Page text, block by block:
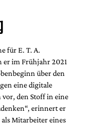
für E. T. A.
er im Frühjahr 2021
über den
eine digitale
den Stoff in eine
erinnert er
Mitarbeiter eines